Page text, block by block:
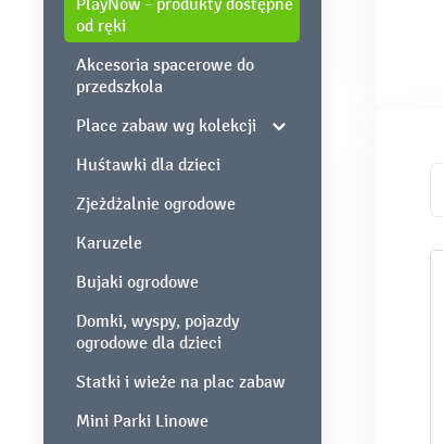
od ręki
Akcesoria spacerowe do
przedszkola
Place zabaw wg kolekcji
Huśtawki dla dzieci
Zjeżdżalnie ogrodowe
Karuzele
Bujaki ogrodowe
Domki, wyspy, pojazdy
ogrodowe dla dzieci
Statki i wieże na plac zabaw
Mini Parki Linowe